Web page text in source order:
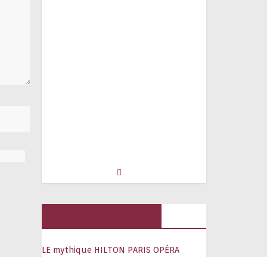
LE mythique HILTON PARIS OPÉRA